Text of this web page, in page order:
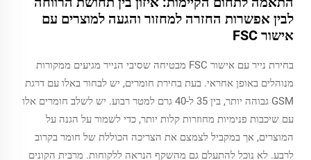
לבין אפשרות החזרה למחזור והגעה למוצרים עם
אישור FSC
בחירת נייר עם אישור FSC מבטיחה שסיבי הנייר מגיעים ממקורות
מנוהלים באופן אחראי. בעת בחירת חומרים, יש לבחור באלו עם דרגת
GSM גבוהה יותר, בין 35 ל-40 גרם למטר רבוע. יש לשלב חומרים אלו
עם שיכבות פנימיות מחוזרות קלות יותר, כדי לשמור על הגנה על
המוצרים, אך במקביל לצמצם את הצריכה הכוללת של חומר בקרוב
לרבע. לא נוכל להתעלם גם מהשקף הנראה ללקוחות. מרבית הקונים